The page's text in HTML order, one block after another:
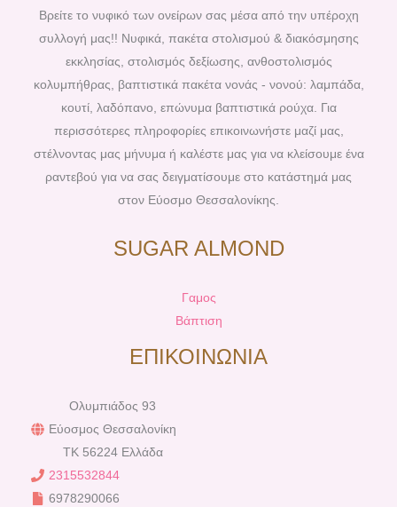
b
o
o
k
e
r
e
s
t
a
g
r
a
m
u
b
Βρείτε το νυφικό των ονείρων σας μέσα από την υπέροχη
συλλογή μας!! Νυφικά, πακέτα στολισμού & διακόσμησης
εκκλησίας, στολισμός δεξίωσης, ανθοστολισμός
κολυμπήθρας, βαπτιστικά πακέτα νονάς - νονού: λαμπάδα,
κουτί, λαδόπανο, επώνυμα βαπτιστικά ρούχα. Για
περισσότερες πληροφορίες επικοινωνήστε μαζί μας,
στέλνοντας μας μήνυμα ή καλέστε μας για να κλείσουμε ένα
ραντεβού για να σας δειγματίσουμε στο κατάστημά μας
στον Εύοσμο Θεσσαλονίκης.
SUGAR ALMOND
Γαμος
Βάπτιση
ΕΠΙΚΟΙΝΩΝΙΑ
Ολυμπιάδος 93
Εύοσμος Θεσσαλονίκη
TK 56224 Ελλάδα
2315532844
6978290066